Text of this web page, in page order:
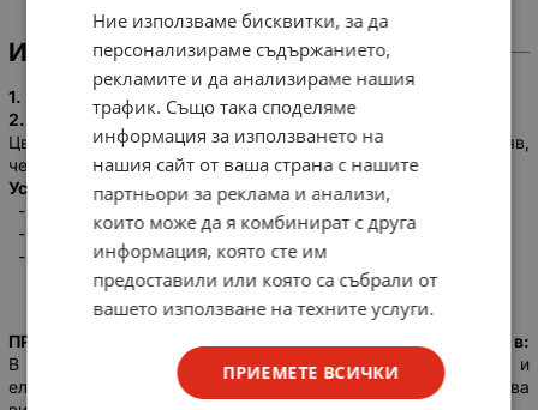
ИНФОРМАЦИЯ
1. Гъвкаво калайдисано Си жило, клас 5.
2. Изолация от ПВХ пластификат.
Цвят на изолацията: розов, бял, черен, сив, син, кафяв,
червен, жълт, зелен.
Устойчив на:
- вибрации;
- удари;
- масла.
ПРОВОДНИЦИ от серията
намират приложение в:
В слаботокови уредби, изчислителната и
електротехническата промишленост, където се изисква
Ние използваме бисквитки, за да
персонализираме съдържанието,
рекламите и да анализираме нашия
трафик. Също така споделяме
информация за използването на
нашия сайт от ваша страна с нашите
партньори за реклама и анализи,
които може да я комбинират с друга
информация, която сте им
предоставили или която са събрали от
вашето използване на техните услуги.
ПРИЕМЕТЕ ВСИЧКИ